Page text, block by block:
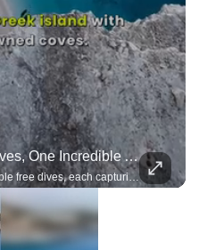
Three Breathtaking Free Dives, One Incredible Adventure
Experience the thrill of three incredible free dives, each capturing the beauty, precision, and adrenaline of exploring the deep on a single breath